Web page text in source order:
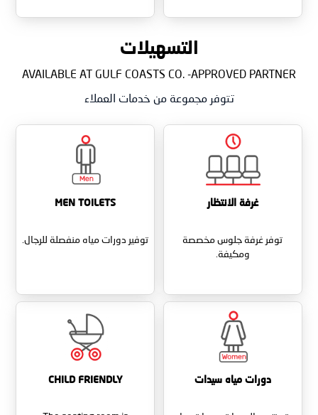
التسهيلات
AVAILABLE AT GULF COASTS CO. -APPROVED PARTNER
تتوفر مجموعة من خدمات العملاء
غرفة الانتظار
توفر غرفة جلوس مخصصة
ومكيفة.
MEN TOILETS
توفير دورات مياه منفصلة للرجال.
دورات مياه سيدات CHILD FRIENDLY